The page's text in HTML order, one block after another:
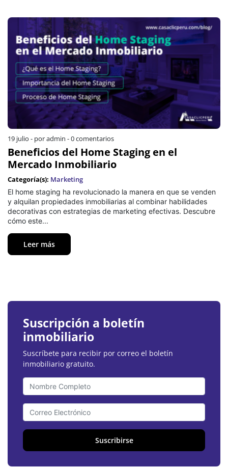
19 julio - por admin -0 comentarios
Beneficios del Home Staging en el
Mercado Inmobiliario
Categoría(s): Marketing
El home staging ha revolucionado la manera en que se venden
y alquilan propiedades inmobiliarias al combinar habilidades
decorativas con estrategias de marketing efectivas. Descubre
cómo este...
Leer más
Suscripción a boletín
inmobiliario
Suscríbete para recibir por correo el boletín
inmobiliario gratuito.
Suscribirse